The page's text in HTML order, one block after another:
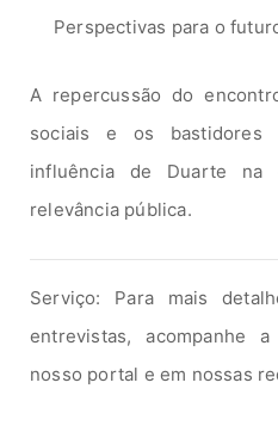
Perspectivas para o
A repercussão do
sociais e os bastidores
influência de Duarte na
relevância pública.
Serviço: Para mais
entrevistas, acompanhe
nosso portal e em nossas